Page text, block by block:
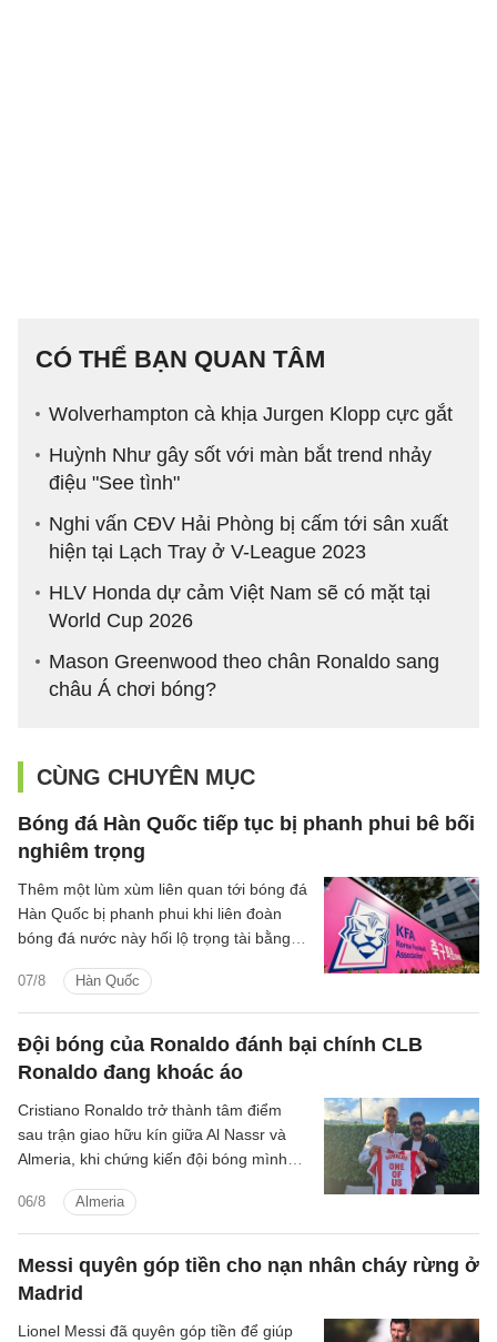
CÓ THỂ BẠN QUAN TÂM
Wolverhampton cà khịa Jurgen Klopp cực gắt
Huỳnh Như gây sốt với màn bắt trend nhảy
điệu "See tình"
Nghi vấn CĐV Hải Phòng bị cấm tới sân xuất
hiện tại Lạch Tray ở V-League 2023
HLV Honda dự cảm Việt Nam sẽ có mặt tại
World Cup 2026
Mason Greenwood theo chân Ronaldo sang
châu Á chơi bóng?
CÙNG CHUYÊN MỤC
Bóng đá Hàn Quốc tiếp tục bị phanh phui bê bối
nghiêm trọng
07/8 Hàn Quốc
Thêm một lùm xùm liên quan tới bóng đá
Hàn Quốc bị phanh phui khi liên đoàn
bóng đá nước này hối lộ trọng tài bằng
Đội bóng của Ronaldo đánh bại chính CLB
Ronaldo đang khoác áo
06/8 Almeria
Cristiano Ronaldo trở thành tâm điểm
sau trận giao hữu kín giữa Al Nassr và
Almeria, khi chứng kiến đội bóng mình
quản.
Messi quyên góp tiền cho nạn nhân cháy rừng ở
Madrid
Lionel Messi đã quyên góp tiền để giúp